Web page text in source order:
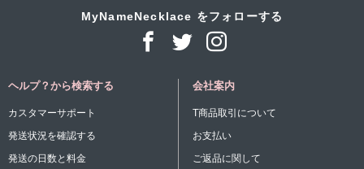
MyNameNecklace をフォローする
ヘルプ？から検索する
カスタマーサポート
発送状況を確認する
発送の日数と料金
会社案内
T商品取引について
お支払い
ご返品に関して